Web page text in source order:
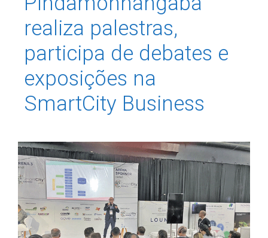
realiza palestras,
participa de debates e
exposições na
SmartCity Business